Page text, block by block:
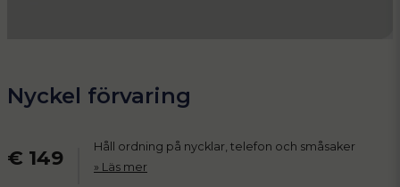
Nyckel förvaring
€ 149
Håll ordning på nycklar, telefon och småsaker
Läs mer